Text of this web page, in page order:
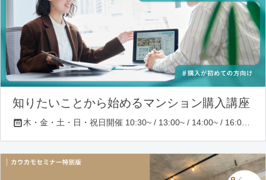
知りたいことから始めるマンション購入講座
木・金・土・日・祝日開催 10:30~ / 13:00~ / 14:00~ / 16:00~ / 17:00~/ 18:30~/ 19:30~